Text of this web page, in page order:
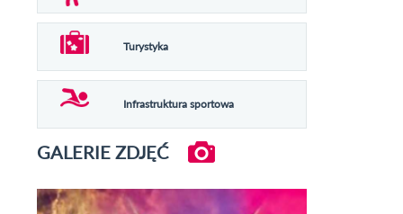
Turystyka
Infrastruktura sportowa
GALERIE ZDJĘĆ